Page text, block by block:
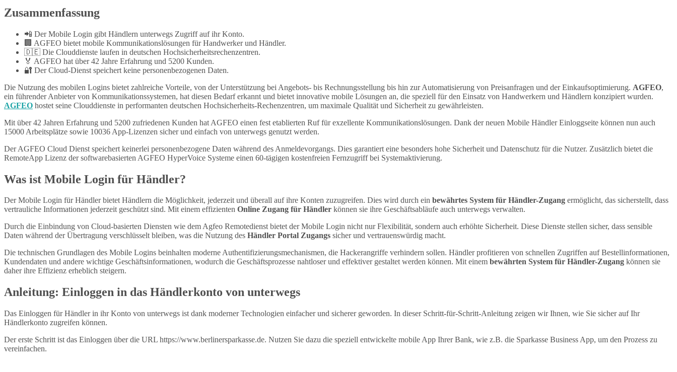
Zusammenfassung
📲 Der Mobile Login gibt Händlern unterwegs Zugriff auf ihr Konto.
🏢 AGFEO bietet mobile Kommunikationslösungen für Handwerker und Händler.
🇩🇪 Die Clouddienste laufen in deutschen Hochsicherheitsrechenzentren.
🏅 AGFEO hat über 42 Jahre Erfahrung und 5200 Kunden.
🔐 Der Cloud-Dienst speichert keine personenbezogenen Daten.
Die Nutzung des mobilen Logins bietet zahlreiche Vorteile, von der Unterstützung bei Angebots- bis Rechnungsstellung bis hin zur Automatisierung von Preisanfragen und der Einkaufsoptimierung. AGFEO,
ein führender Anbieter von Kommunikationssystemen, hat diesen Bedarf erkannt und bietet innovative mobile Lösungen an, die speziell für den Einsatz von Handwerkern und Händlern konzipiert wurden.
AGFEO hostet seine Clouddienste in performanten deutschen Hochsicherheits-Rechenzentren, um maximale Qualität und Sicherheit zu gewährleisten.
Mit über 42 Jahren Erfahrung und 5200 zufriedenen Kunden hat AGFEO einen fest etablierten Ruf für exzellente Kommunikationslösungen. Dank der neuen Mobile Händler Einloggseite können nun auch
15000 Arbeitsplätze sowie 10036 App-Lizenzen sicher und einfach von unterwegs genutzt werden.
Der AGFEO Cloud Dienst speichert keinerlei personenbezogene Daten während des Anmeldevorgangs. Dies garantiert eine besonders hohe Sicherheit und Datenschutz für die Nutzer. Zusätzlich bietet die
RemoteApp Lizenz der softwarebasierten AGFEO HyperVoice Systeme einen 60-tägigen kostenfreien Fernzugriff bei Systemaktivierung.
Was ist Mobile Login für Händler?
Der Mobile Login für Händler bietet Händlern die Möglichkeit, jederzeit und überall auf ihre Konten zuzugreifen. Dies wird durch ein bewährtes System für Händler-Zugang ermöglicht, das sicherstellt, dass
vertrauliche Informationen jederzeit geschützt sind. Mit einem effizienten Online Zugang für Händler können sie ihre Geschäftsabläufe auch unterwegs verwalten.
Durch die Einbindung von Cloud-basierten Diensten wie dem Agfeo Remotedienst bietet der Mobile Login nicht nur Flexibilität, sondern auch erhöhte Sicherheit. Diese Dienste stellen sicher, dass sensible
Daten während der Übertragung verschlüsselt bleiben, was die Nutzung des Händler Portal Zugangs sicher und vertrauenswürdig macht.
Die technischen Grundlagen des Mobile Logins beinhalten moderne Authentifizierungsmechanismen, die Hackerangriffe verhindern sollen. Händler profitieren von schnellen Zugriffen auf Bestellinformationen,
Kundendaten und andere wichtige Geschäftsinformationen, wodurch die Geschäftsprozesse nahtloser und effektiver gestaltet werden können. Mit einem bewährten System für Händler-Zugang können sie
daher ihre Effizienz erheblich steigern.
Anleitung: Einloggen in das Händlerkonto von unterwegs
Das Einloggen für Händler in ihr Konto von unterwegs ist dank moderner Technologien einfacher und sicherer geworden. In dieser Schritt-für-Schritt-Anleitung zeigen wir Ihnen, wie Sie sicher auf Ihr
Händlerkonto zugreifen können.
Der erste Schritt ist das Einloggen über die URL https://www.berlinersparkasse.de. Nutzen Sie dazu die speziell entwickelte mobile App Ihrer Bank, wie z.B. die Sparkasse Business App, um den Prozess zu
vereinfachen.